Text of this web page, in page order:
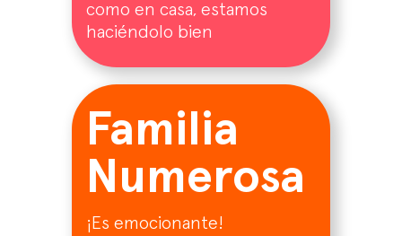
como en casa, estamos
haciéndolo bien
Familia
Numerosa
¡Es emocionante!